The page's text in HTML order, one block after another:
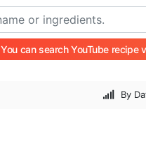
You can search YouTube
By